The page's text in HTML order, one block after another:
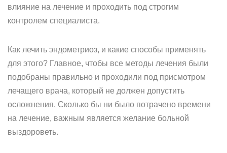
влияние на лечение и проходить под строгим
контролем специалиста.
Как лечить эндометриоз, и какие способы применять
для этого? Главное, чтобы все методы лечения были
подобраны правильно и проходили под присмотром
лечащего врача, который не должен допустить
осложнения. Сколько бы ни было потрачено времени
на лечение, важным является желание больной
выздороветь.